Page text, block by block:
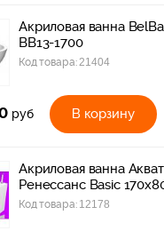
Акриловая ванна
BB13-1700
Код товара: 21404
руб В корзину
Акриловая ванна
Ренессанс Basic
Код товара: 12178